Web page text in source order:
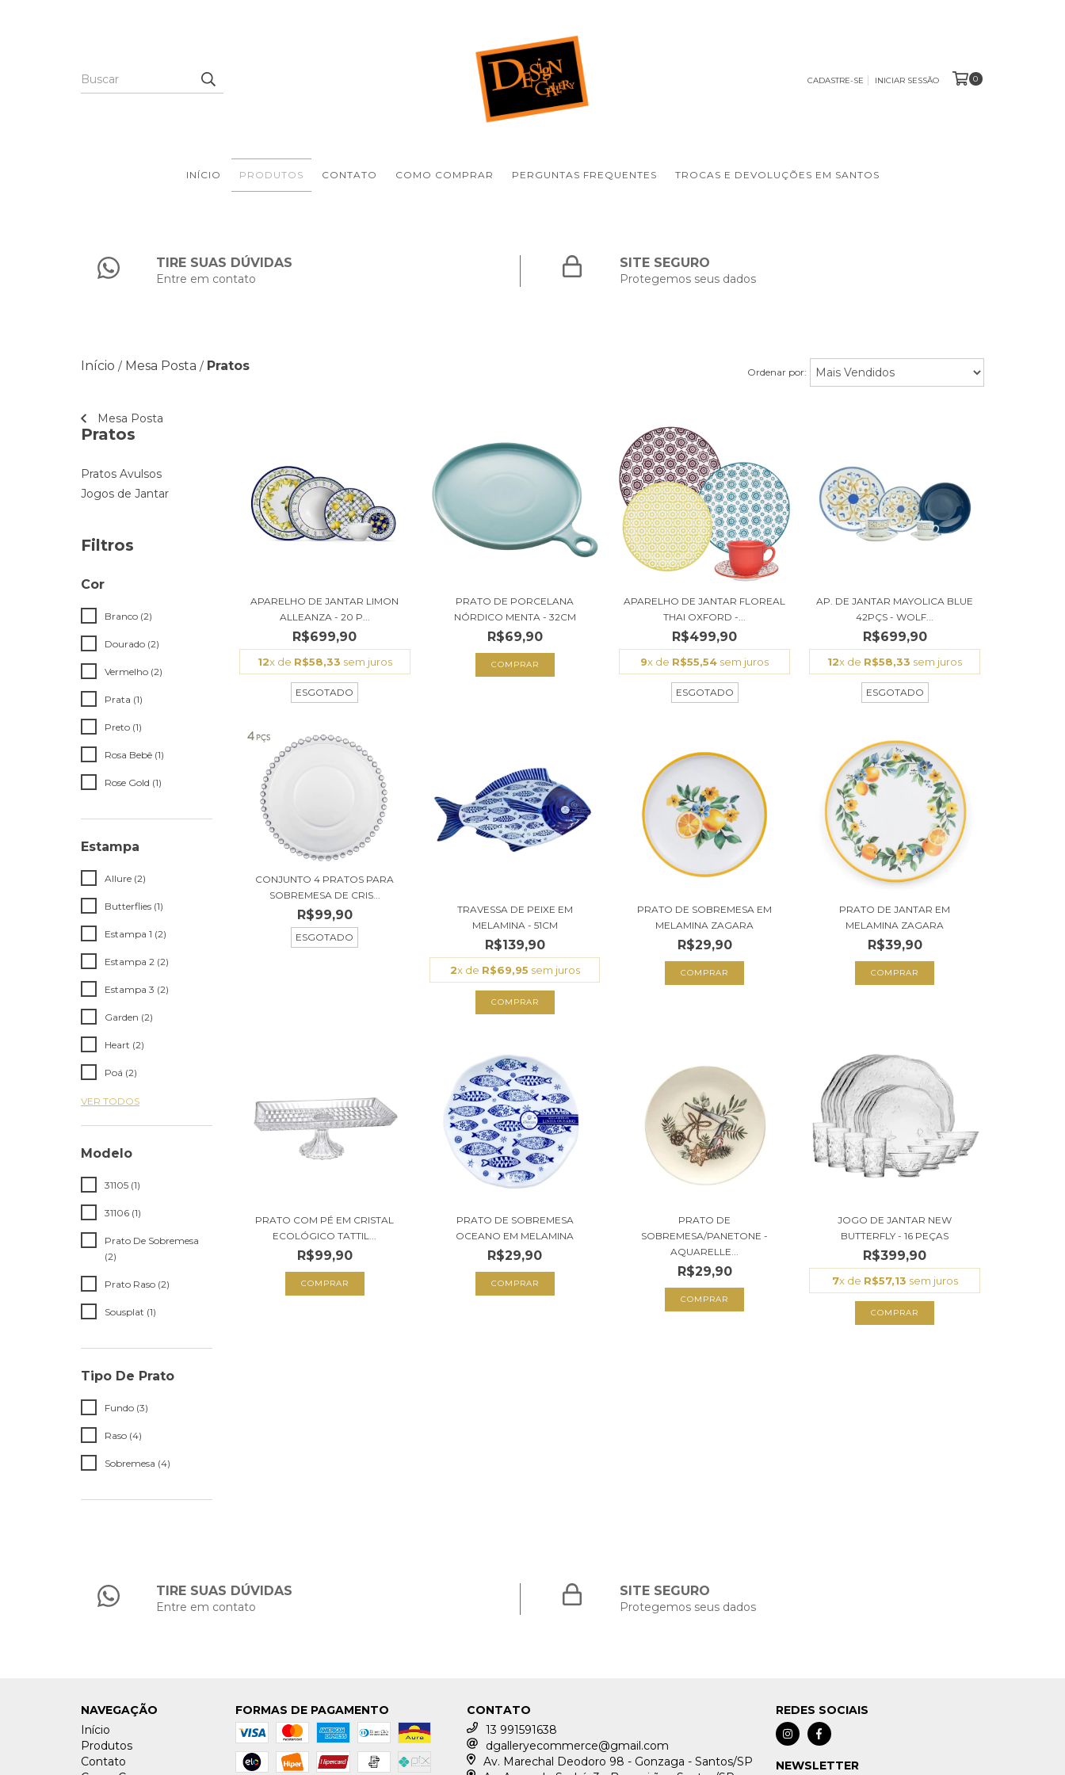
CADASTRE-SE INICIAR SESSÃO 0
INÍCIO PRODUTOS CONTATO COMO COMPRAR PERGUNTAS FREQUENTES TROCAS E DEVOLUÇÕES EM SANTOS
TIRE SUAS DÚVIDAS
Entre em contato
SITE SEGURO
Protegemos seus dados
Início / Mesa Posta / Pratos Ordenar por:
Mesa Posta
Pratos
Pratos Avulsos
Jogos de Jantar
Filtros
Cor
Branco (2)
Dourado (2)
Vermelho (2)
Prata (1)
Preto (1)
Rosa Bebê (1)
Rose Gold (1)
Estampa
Allure (2)
Butterflies (1)
Estampa 1 (2)
Estampa 2 (2)
Estampa 3 (2)
Garden (2)
Heart (2)
Poá (2)
VER TODOS
Modelo
31105 (1)
31106 (1)
Prato De Sobremesa
(2)
Prato Raso (2)
Sousplat (1)
Tipo De Prato
Fundo (3)
Raso (4)
Sobremesa (4)
APARELHO DE JANTAR LIMON
ALLEANZA - 20 P...
R$699,90
12x de R$58,33 sem juros
ESGOTADO
PRATO DE PORCELANA
NÓRDICO MENTA - 32CM
R$69,90
APARELHO DE JANTAR FLOREAL
THAI OXFORD -...
R$499,90
9x de R$55,54 sem juros
ESGOTADO
AP. DE JANTAR MAYOLICA BLUE
42PÇS - WOLF...
R$699,90
12x de R$58,33 sem juros
ESGOTADO
CONJUNTO 4 PRATOS PARA
SOBREMESA DE CRIS...
R$99,90
ESGOTADO
TRAVESSA DE PEIXE EM
MELAMINA - 51CM
R$139,90
2x de R$69,95 sem juros
PRATO DE SOBREMESA EM
MELAMINA ZAGARA
R$29,90
PRATO DE JANTAR EM
MELAMINA ZAGARA
R$39,90
PRATO COM PÉ EM CRISTAL
ECOLÓGICO TATTIL...
R$99,90
COMPRAR
PRATO DE SOBREMESA
OCEANO EM MELAMINA
R$29,90
PRATO DE
SOBREMESA/PANETONE -
AQUARELLE...
R$29,90
JOGO DE JANTAR NEW
BUTTERFLY - 16 PEÇAS
R$399,90
7x de R$57,13 sem juros
TIRE SUAS DÚVIDAS
Entre em contato
SITE SEGURO
Protegemos seus dados
NAVEGAÇÃO
Início
Produtos
Contato
FORMAS DE PAGAMENTO
CONTATO
13 991591638
dgalleryecommerce@gmail.com
Av. Marechal Deodoro 98 - Gonzaga - Santos/SP
REDES SOCIAIS
NEWSLETTER